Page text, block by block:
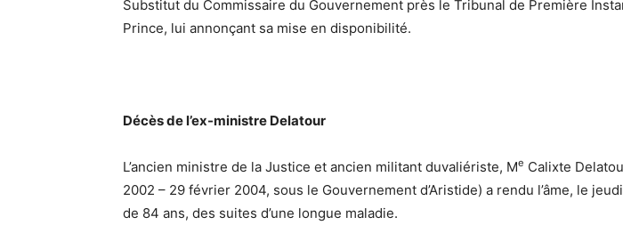
Substitut du Commissaire du Gouvernement près le Tribunal de Première
Prince, lui annonçant sa mise en disponibilité.
Décès de l’ex-ministre Delatour
L’ancien ministre de la Justice et ancien militant duvaliériste, Me Calixte
2002 – 29 février 2004, sous le Gouvernement d’Aristide) a rendu l’âme, le
de 84 ans, des suites d’une longue maladie.